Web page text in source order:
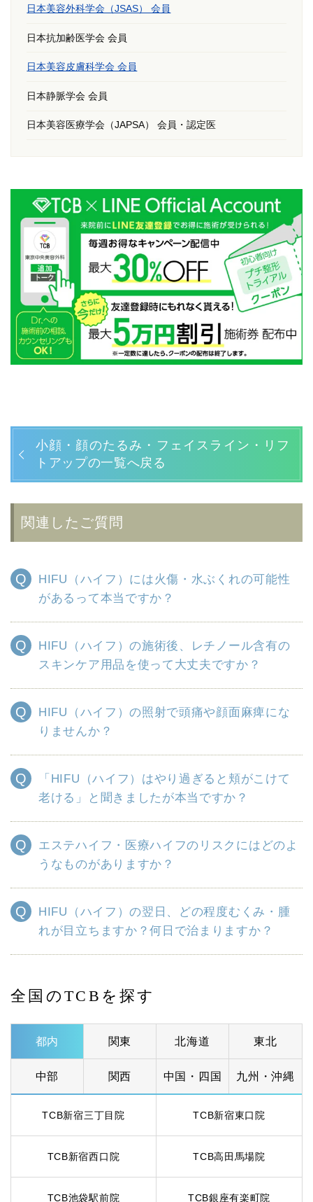
日本美容外科学会（JSAS） 会員
日本抗加齢医学会 会員
日本美容皮膚科学会 会員
日本静脈学会 会員
日本美容医療学会（JAPSA） 会員・認定医
小顔・顔のたるみ・フェイスライン・リフ
トアップの一覧へ戻る
関連したご質問
HIFU（ハイフ）には火傷・水ぶくれの可能性
があるって本当ですか？
HIFU（ハイフ）の施術後、レチノール含有の
スキンケア用品を使って大丈夫ですか？
HIFU（ハイフ）の照射で頭痛や顔面麻痺にな
りませんか？
「HIFU（ハイフ）はやり過ぎると頬がこけて
老ける」と聞きましたが本当ですか？
エステハイフ・医療ハイフのリスクにはどのよ
うなものがありますか？
HIFU（ハイフ）の翌日、どの程度むくみ・腫
れが目立ちますか？何日で治まりますか？
全国のTCBを探す
都内 関東 北海道 東北
中部 関西 中国・四国 九州・沖縄
TCB新宿三丁目院 TCB新宿東口院
TCB新宿西口院 TCB高田馬場院
TCB池袋駅前院 TCB銀座有楽町院